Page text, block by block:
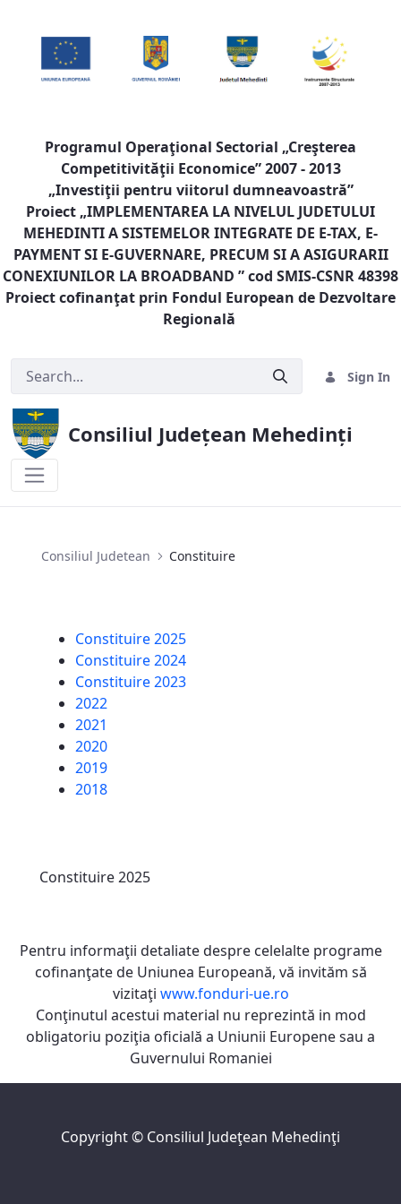
Programul Operaţional Sectorial „Creşterea
Competitivităţii Economice” 2007 - 2013
„Investiţii pentru viitorul dumneavoastră”
Proiect „IMPLEMENTAREA LA NIVELUL JUDETULUI
MEHEDINTI A SISTEMELOR INTEGRATE DE E-TAX, E-
PAYMENT SI E-GUVERNARE, PRECUM SI A ASIGURARII
CONEXIUNILOR LA BROADBAND ” cod SMIS-CSNR 48398
Proiect cofinanţat prin Fondul European de Dezvoltare
Regională
Sign In
Consiliul Județean Mehedinți
Consiliul Judetean Constituire
Constituire 2025
Constituire 2024
Constituire 2023
2022
2021
2020
2019
2018
Constituire 2025
Pentru informaţii detaliate despre celelalte programe
cofinanţate de Uniunea Europeană, vă invităm să
vizitaţi www.fonduri-ue.ro
Conţinutul acestui material nu reprezintă in mod
obligatoriu poziţia oficială a Uniunii Europene sau a
Guvernului Romaniei
Copyright © Consiliul Judeţean Mehedinţi